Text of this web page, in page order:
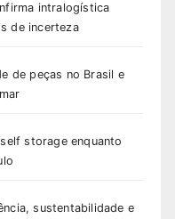
intralogística
de incerteza
de peças no Brasil e
storage enquanto
sustentabilidade e